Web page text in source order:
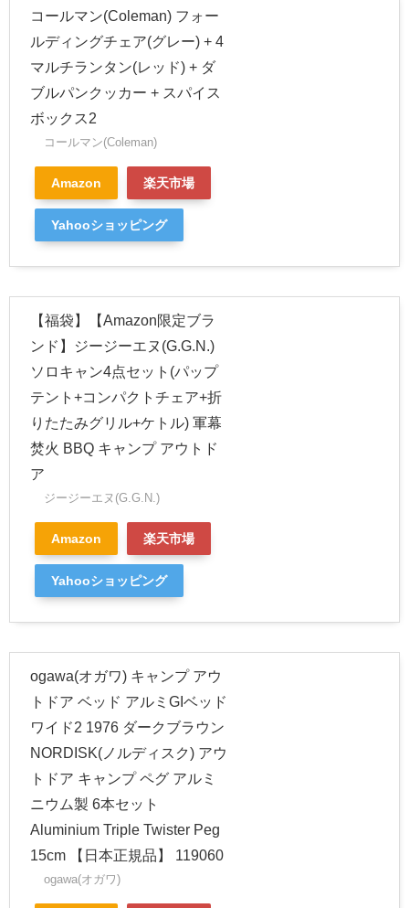
コールマン(Coleman) フォー
ルディングチェア(グレー) + 4
マルチランタン(レッド) + ダ
ブルパンクッカー + スパイス
ボックス2
コールマン(Coleman)
Amazon 楽天市場
Yahooショッピング
【福袋】【Amazon限定ブラ
ンド】ジージーエヌ(G.G.N.)
ソロキャン4点セット(パップ
テント+コンパクトチェア+折
りたたみグリル+ケトル) 軍幕
焚火 BBQ キャンプ アウトド
ア
ジージーエヌ(G.G.N.)
Amazon 楽天市場
Yahooショッピング
ogawa(オガワ) キャンプ アウ
トドア ベッド アルミGIベッド
ワイド2 1976 ダークブラウン
NORDISK(ノルディスク) アウ
トドア キャンプ ペグ アルミ
ニウム製 6本セット
Aluminium Triple Twister Peg
15cm 【日本正規品】 119060
ogawa(オガワ)